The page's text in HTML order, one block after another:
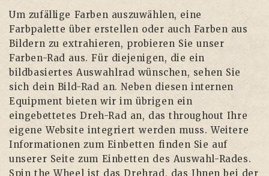
Um zufällige Farben auszuwählen, eine
Farbpalette über erstellen oder auch Farben aus
Bildern zu extrahieren, probieren Sie unser
Farben-Rad aus. Für diejenigen, die ein
bildbasiertes Auswahlrad wünschen, sehen Sie
sich dein Bild-Rad an. Neben diesen internen
Equipment bieten wir im übrigen ein
eingebettetes Dreh-Rad an, das throughout Ihre
eigene Website integriert werden muss. Weitere
Informationen zum Einbetten finden Sie auf
unserer Seite zum Einbetten des Auswahl-Rades.
Spin the Wheel ist das Drehrad, das Ihnen bei der